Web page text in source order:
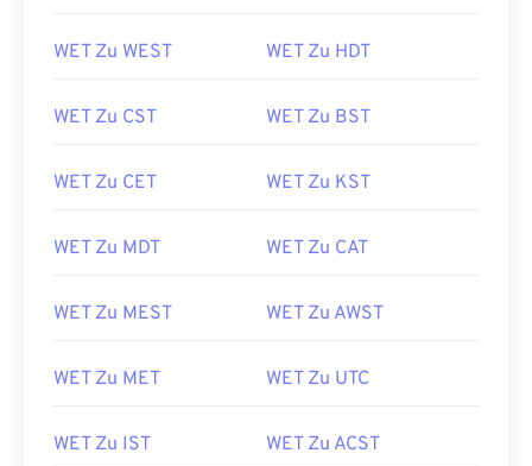
WET Zu WEST WET Zu HDT
WET Zu CST WET Zu BST
WET Zu CET WET Zu KST
WET Zu MDT WET Zu CAT
WET Zu MEST WET Zu AWST
WET Zu MET WET Zu UTC
WET Zu IST WET Zu ACST